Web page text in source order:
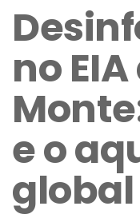
no
e o
global